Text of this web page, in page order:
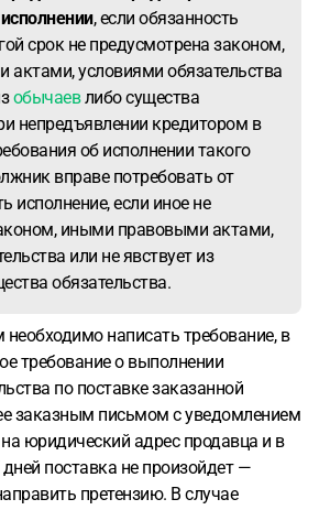
, если обязанность
срок не предусмотрена законом,
условиями обязательства
обычаевлибо существа
непредъявлении кредитором в
об исполнении такого
вправе потребовать от
исполнение, если иное не
иными правовыми актами,
или не явствует из
обязательства.
написать требование, в
требование о выполнении
по поставке заказанной
заказным письмом с уведомлением
юридический адрес продавца и в
дней поставка не произойдет —
претензию. В случае